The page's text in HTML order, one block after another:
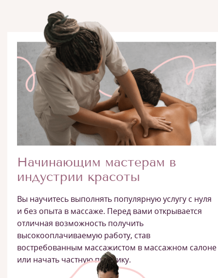
Начинающим мастерам в
индустрии красоты
Вы научитесь выполнять популярную услугу с нуля
и без опыта в массаже. Перед вами открывается
отличная возможность получить
высокооплачиваемую работу, став
востребованным массажистом в массажном салоне
или начать частную практику.